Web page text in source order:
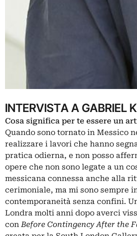
INTERVISTA A GABRIEL
Cosa significa per te essere un
Quando sono tornato in Messico
realizzare i lavori che hanno
pratica odierna, e non posso
opere che non sono legate a un
messicana connessa anche alla
cerimoniale, ma mi sono sempre
contemporaneità senza confini.
Londra molti anni dopo averci
con Before Contingency After the